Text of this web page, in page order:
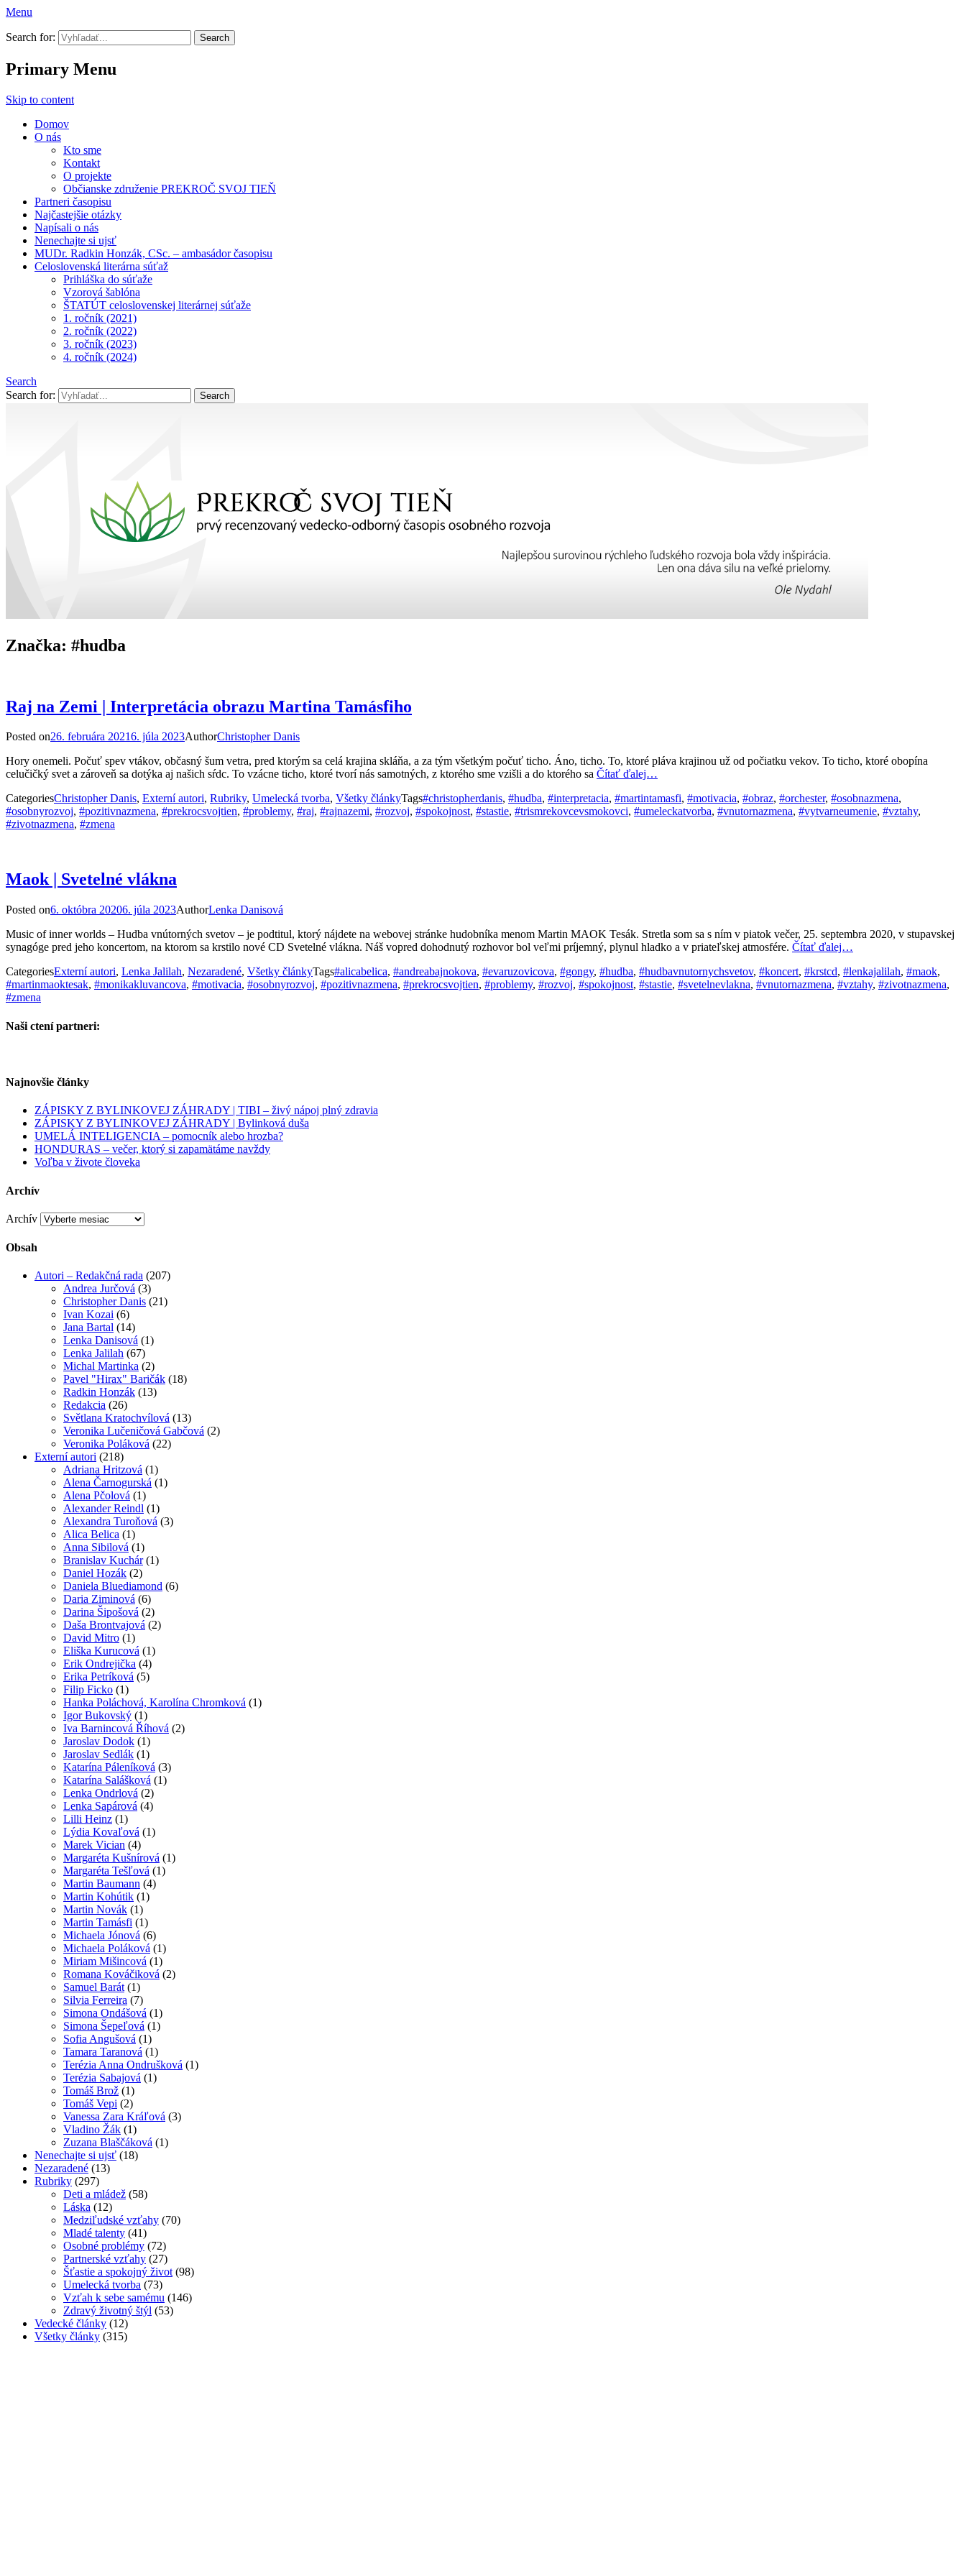
Menu
Prekroč svoj tieň
Search for:
Primary Menu
Skip to content
Domov
O nás
Kto sme
Kontakt
O projekte
Občianske združenie PREKROČ SVOJ TIEŇ
Partneri časopisu
Najčastejšie otázky
Napísali o nás
Nenechajte si ujsť
MUDr. Radkin Honzák, CSc. – ambasádor časopisu
Celoslovenská literárna súťaž
Prihláška do súťaže
Vzorová šablóna
ŠTATÚT celoslovenskej literárnej súťaže
1. ročník (2021)
2. ročník (2022)
3. ročník (2023)
4. ročník (2024)
Search
Search for:
Značka: #hudba
Raj na Zemi | Interpretácia obrazu Martina Tamásfiho
Posted on26. februára 20216. júla 2023AuthorChristopher Danis
Hory onemeli. Počuť spev vtákov, občasný šum vetra, pred ktorým sa celá krajina skláňa, a za tým všetkým počuť ticho. Áno, ticho. To, ktoré pláva krajinou už od počiatku vekov. To ticho, ktoré obopína
celučičký svet a zároveň sa dotýka aj našich sŕdc. To vzácne ticho, ktoré tvorí nás samotných, z ktorého sme vzišli a do ktorého sa Čítať ďalej…
CategoriesChristopher Danis, Externí autori, Rubriky, Umelecká tvorba, Všetky článkyTags#christopherdanis, #hudba, #interpretacia, #martintamasfi, #motivacia, #obraz, #orchester, #osobnazmena,
#osobnyrozvoj, #pozitivnazmena, #prekrocsvojtien, #problemy, #raj, #rajnazemi, #rozvoj, #spokojnost, #stastie, #trismrekovcevsmokovci, #umeleckatvorba, #vnutornazmena, #vytvarneumenie, #vztahy,
#zivotnazmena, #zmena
Maok | Svetelné vlákna
Posted on6. októbra 20206. júla 2023AuthorLenka Danisová
Music of inner worlds – Hudba vnútorných svetov – je podtitul, ktorý nájdete na webovej stránke hudobníka menom Martin MAOK Tesák. Stretla som sa s ním v piatok večer, 25. septembra 2020, v stupavskej
synagóge pred jeho koncertom, na ktorom sa krstilo nové CD Svetelné vlákna. Náš vopred dohodnutý rozhovor bol veľmi príjemný, plynul hladko a v priateľskej atmosfére. Čítať ďalej…
CategoriesExterní autori, Lenka Jalilah, Nezaradené, Všetky článkyTags#alicabelica, #andreabajnokova, #evaruzovicova, #gongy, #hudba, #hudbavnutornychsvetov, #koncert, #krstcd, #lenkajalilah, #maok,
#martinmaoktesak, #monikakluvancova, #motivacia, #osobnyrozvoj, #pozitivnazmena, #prekrocsvojtien, #problemy, #rozvoj, #spokojnost, #stastie, #svetelnevlakna, #vnutornazmena, #vztahy, #zivotnazmena,
#zmena
Naši ctení partneri:
Najnovšie články
ZÁPISKY Z BYLINKOVEJ ZÁHRADY | TIBI – živý nápoj plný zdravia
ZÁPISKY Z BYLINKOVEJ ZÁHRADY | Bylinková duša
UMELÁ INTELIGENCIA – pomocník alebo hrozba?
HONDURAS – večer, ktorý si zapamätáme navždy
Voľba v živote človeka
Archív
Archív
Obsah
Autori – Redakčná rada (207)
Andrea Jurčová (3)
Christopher Danis (21)
Ivan Kozai (6)
Jana Bartal (14)
Lenka Danisová (1)
Lenka Jalilah (67)
Michal Martinka (2)
Pavel "Hirax" Baričák (18)
Radkin Honzák (13)
Redakcia (26)
Světlana Kratochvílová (13)
Veronika Lučeničová Gabčová (2)
Veronika Poláková (22)
Externí autori (218)
Adriana Hritzová (1)
Alena Čarnogurská (1)
Alena Pčolová (1)
Alexander Reindl (1)
Alexandra Turoňová (3)
Alica Belica (1)
Anna Sibilová (1)
Branislav Kuchár(1)
Daniel Hozák (2)
Daniela Bluediamond (6)
Daria Ziminová (6)
Darina Šipošová (2)
Daša Brontvajová (2)
David Mitro (1)
Eliška Kurucová (1)
Erik Ondrejička (4)
Erika Petríková (5)
Filip Ficko (1)
Hanka Poláchová, Karolína Chromková (1)
Igor Bukovský (1)
Iva Barnincová Říhová (2)
Jaroslav Dodok (1)
Jaroslav Sedlák (1)
Katarína Páleníková (3)
Katarína Salášková (1)
Lenka Ondrlová (2)
Lenka Sapárová (4)
Lilli Heinz (1)
Lýdia Kovaľová (1)
Marek Vician (4)
Margaréta Kušnírová (1)
Margaréta Tešľová (1)
Martin Baumann (4)
Martin Kohútik (1)
Martin Novák (1)
Martin Tamásfi (1)
Michaela Jónová (6)
Michaela Poláková (1)
Miriam Mišincová (1)
Romana Kováčiková (2)
Samuel Barát (1)
Silvia Ferreira (7)
Simona Ondášová (1)
Simona Šepeľová (1)
Sofia Angušová (1)
Tamara Taranová (1)
Terézia Anna Ondrušková (1)
Terézia Sabajová (1)
Tomáš Brož (1)
Tomáš Vepi (2)
Vanessa Zara Kráľová (3)
Vladino Žák (1)
Zuzana Blaščáková (1)
Nenechajte si ujsť (18)
Nezaradené (13)
Rubriky (297)
Deti a mládež (58)
Láska (12)
Medziľudské vzťahy (70)
Mladé talenty (41)
Osobné problémy (72)
Partnerské vzťahy (27)
Šťastie a spokojný život (98)
Umelecká tvorba (73)
Vzťah k sebe samému (146)
Zdravý životný štýl (53)
Vedecké články (12)
Všetky články (315)